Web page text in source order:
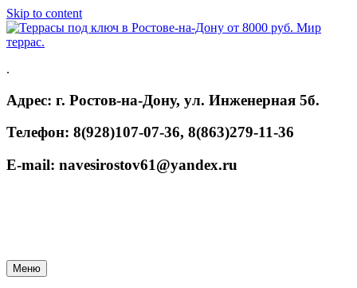
Skip to content
.
Адрес: г. Ростов-на-Дону, ул. Инженерная 5б.
Телефон: 8(928)107-07-36, 8(863)279-11-36
E-mail: navesirostov61@yandex.ru
Меню